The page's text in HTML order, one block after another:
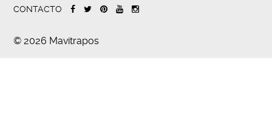
CONTACTO
© 2026 Mavitrapos